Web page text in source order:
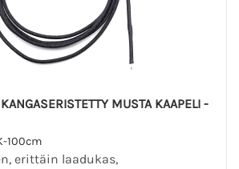
MUSTA KAAPELI -
100cm
erittäin laadukas,